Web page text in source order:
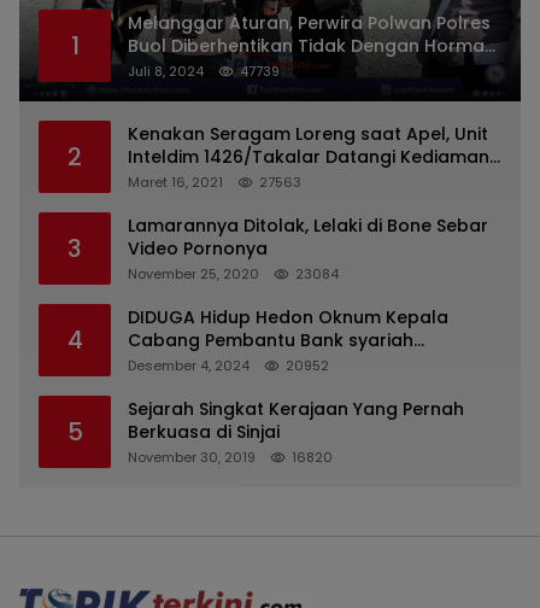
1
Melanggar Aturan, Perwira Polwan Polres
Buol Diberhentikan Tidak Dengan Hormat
Dari Dinas Kepolisian
Juli 8, 2024 47739
2
Kenakan Seragam Loreng saat Apel, Unit
Inteldim 1426/Takalar Datangi Kediaman
Kasatpol PP
Maret 16, 2021 27563
3
Lamarannya Ditolak, Lelaki di Bone Sebar
Video Pornonya
November 25, 2020 23084
4
DIDUGA Hidup Hedon Oknum Kepala
Cabang Pembantu Bank syariah
Indonesia Unit Hasan Basri di Banjarmasin
Milyaran Rupiah dan Bilyet Giro Tidak
Terdaftar, OJK Kalsel : Bertemu Tanggal 11
Desember 4, 2024 20952
5
Sejarah Singkat Kerajaan Yang Pernah
Berkuasa di Sinjai
November 30, 2019 16820